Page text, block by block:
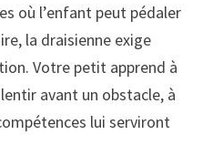
où l’enfant peut pédaler
la draisienne exige
Votre petit apprend à
avant un obstacle, à
lui serviront